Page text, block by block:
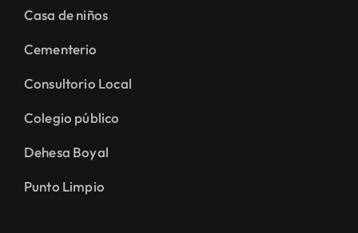
Casa de niños
Cementerio
Consultorio Local
Colegio público
Dehesa Boyal
Punto Limpio